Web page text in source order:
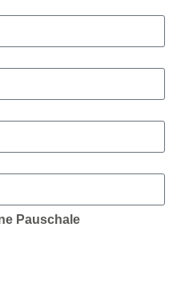
Pauschale